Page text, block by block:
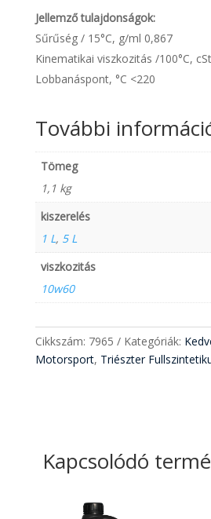
Jellemző tulajdonságok:
Sűrűség / 15°C, g/ml 0,867
Kinematikai viszkozitás /100°C,
Lobbanáspont, °C <220
További
Tömeg
1,1 kg
kiszerelés
1 L, 5 L
viszkozitás
10w60
Cikkszám: 7965 Kategóriák:
Motorsport, Triészter
Kapcsolódó